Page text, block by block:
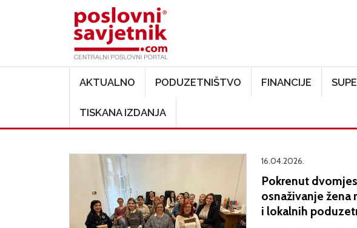
AKTUALNO PODUZETNIŠTVO FINANCIJE
TISKANA IZDANJA
16.04.2026.
Pokrenut
osnaživanje žena
i lokalnih